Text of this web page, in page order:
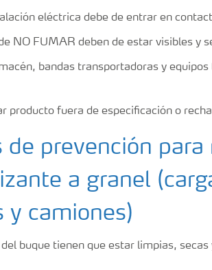
eléctrica debe de entrar en
NO FUMAR deben de estar visibles y
bandas transportadoras y
producto fuera de especificación o
de prevención
a granel
y camiones)
del buque tienen que estar limpias,